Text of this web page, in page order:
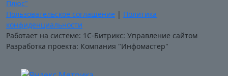
Плюс"
Пользовательское соглашение | Политика
конфиденциальности
Работает на системе: 1С-Битрикс: Управление сайтом
Разработка проекта: Компания "Инфомастер"